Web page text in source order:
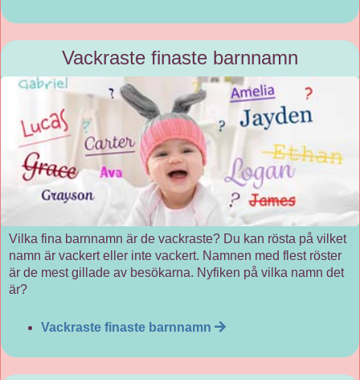
Vackraste finaste barnnamn
Vilka fina barnnamn är de vackraste? Du kan rösta på vilket
namn är vackert eller inte vackert. Namnen med flest röster
är de mest gillade av besökarna. Nyfiken på vilka namn det
är?
Vackraste finaste barnnamn